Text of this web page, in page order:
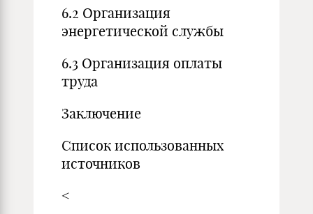
6.2 Организация
энергетической службы
6.3 Организация оплаты
труда
Заключение
Список использованных
источников
<